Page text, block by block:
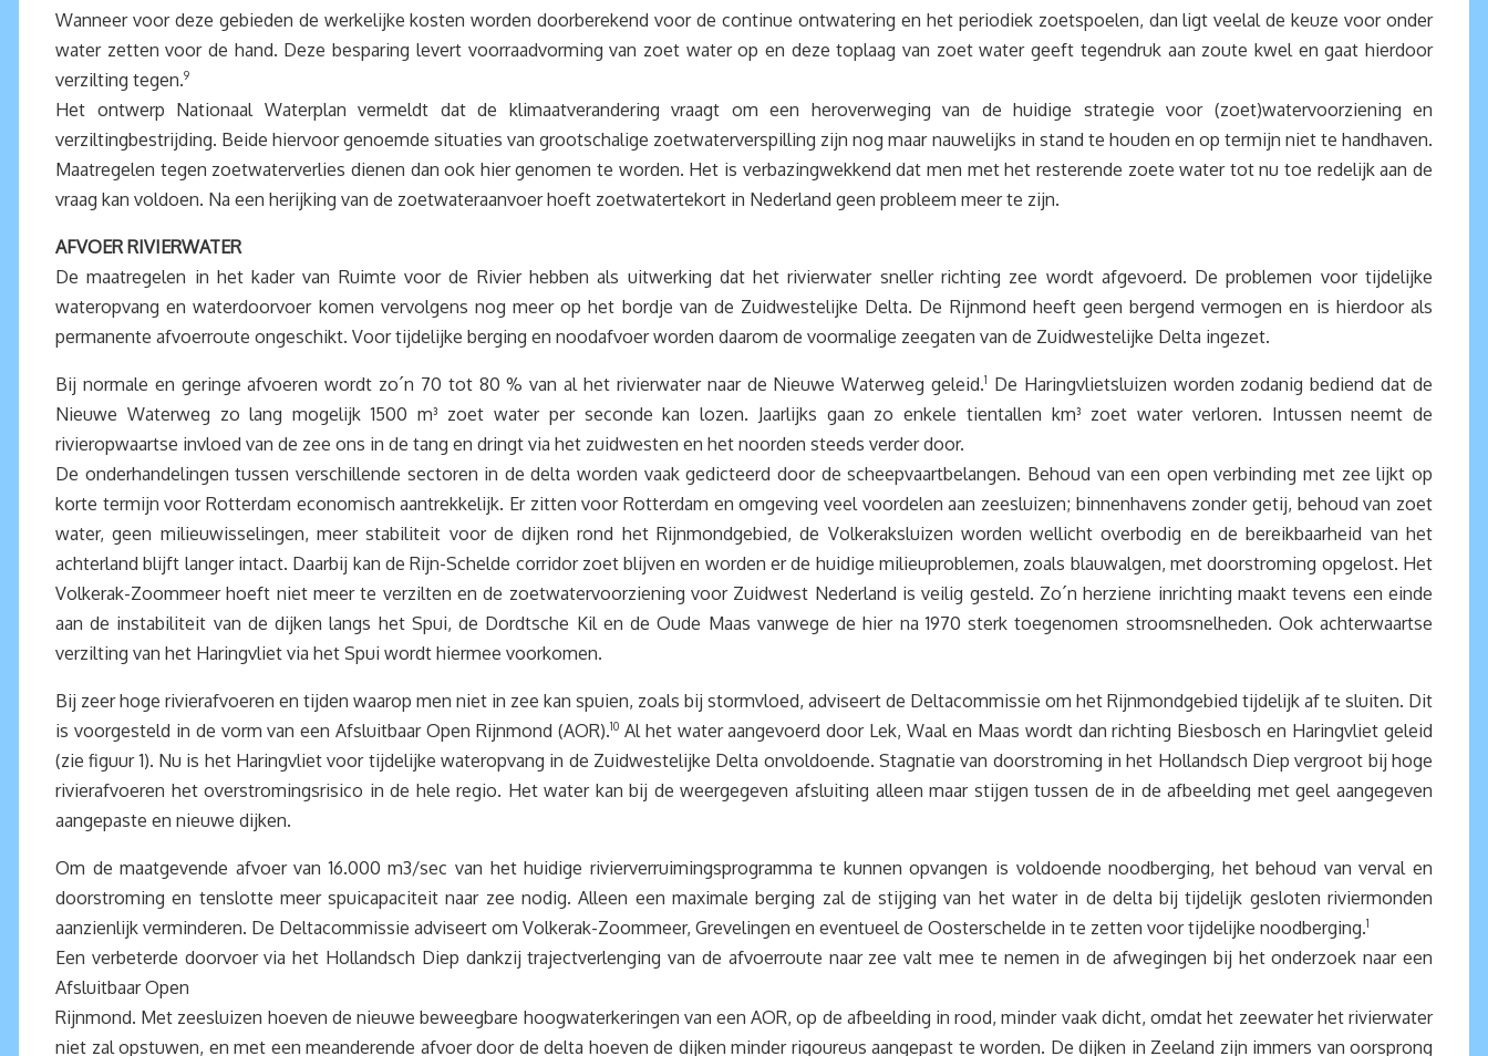
Wanneer voor deze gebieden de werkelijke kosten worden doorberekend voor de continue ontwatering en het periodiek zoetspoelen, dan ligt veelal de keuze voor onder
water zetten voor de hand. Deze besparing levert voorraadvorming van zoet water op en deze toplaag van zoet water geeft tegendruk aan zoute kwel en gaat hierdoor
verzilting tegen.9
Het ontwerp Nationaal Waterplan vermeldt dat de klimaatverandering vraagt om een heroverweging van de huidige strategie voor (zoet)watervoorziening en
verziltingbestrijding. Beide hiervoor genoemde situaties van grootschalige zoetwaterverspilling zijn nog maar nauwelijks in stand te houden en op termijn niet te handhaven.
Maatregelen tegen zoetwaterverlies dienen dan ook hier genomen te worden. Het is verbazingwekkend dat men met het resterende zoete water tot nu toe redelijk aan de
vraag kan voldoen. Na een herijking van de zoetwateraanvoer hoeft zoetwatertekort in Nederland geen probleem meer te zijn.
AFVOER RIVIERWATER
De maatregelen in het kader van Ruimte voor de Rivier hebben als uitwerking dat het rivierwater sneller richting zee wordt afgevoerd. De problemen voor tijdelijke
wateropvang en waterdoorvoer komen vervolgens nog meer op het bordje van de Zuidwestelijke Delta. De Rijnmond heeft geen bergend vermogen en is hierdoor als
permanente afvoerroute ongeschikt. Voor tijdelijke berging en noodafvoer worden daarom de voormalige zeegaten van de Zuidwestelijke Delta ingezet.
Bij normale en geringe afvoeren wordt zo´n 70 tot 80 % van al het rivierwater naar de Nieuwe Waterweg geleid.1
De Haringvlietsluizen worden zodanig bediend dat de
Nieuwe Waterweg zo lang mogelijk 1500 m³ zoet water per seconde kan lozen. Jaarlijks gaan zo enkele tientallen km³ zoet water verloren. Intussen neemt de
rivieropwaartse invloed van de zee ons in de tang en dringt via het zuidwesten en het noorden steeds verder door.
De onderhandelingen tussen verschillende sectoren in de delta worden vaak gedicteerd door de scheepvaartbelangen. Behoud van een open verbinding met zee lijkt op
korte termijn voor Rotterdam economisch aantrekkelijk. Er zitten voor Rotterdam en omgeving veel voordelen aan zeesluizen; binnenhavens zonder getij, behoud van zoet
water, geen milieuwisselingen, meer stabiliteit voor de dijken rond het Rijnmondgebied, de Volkeraksluizen worden wellicht overbodig en de bereikbaarheid van het
achterland blijft langer intact. Daarbij kan de Rijn-Schelde corridor zoet blijven en worden er de huidige milieuproblemen, zoals blauwalgen, met doorstroming opgelost. Het
Volkerak-Zoommeer hoeft niet meer te verzilten en de zoetwatervoorziening voor Zuidwest Nederland is veilig gesteld. Zo´n herziene inrichting maakt tevens een einde
aan de instabiliteit van de dijken langs het Spui, de Dordtsche Kil en de Oude Maas vanwege de hier na 1970 sterk toegenomen stroomsnelheden. Ook achterwaartse
verzilting van het Haringvliet via het Spui wordt hiermee voorkomen.
Bij zeer hoge rivierafvoeren en tijden waarop men niet in zee kan spuien, zoals bij stormvloed, adviseert de Deltacommissie om het Rijnmondgebied tijdelijk af te sluiten. Dit
is voorgesteld in de vorm van een Afsluitbaar Open Rijnmond (AOR).10Al het water aangevoerd door Lek, Waal en Maas wordt dan richting Biesbosch en Haringvliet geleid
(zie figuur 1). Nu is het Haringvliet voor tijdelijke wateropvang in de Zuidwestelijke Delta onvoldoende. Stagnatie van doorstroming in het Hollandsch Diep vergroot bij hoge
rivierafvoeren het overstromingsrisico in de hele regio. Het water kan bij de weergegeven afsluiting alleen maar stijgen tussen de in de afbeelding met geel aangegeven
aangepaste en nieuwe dijken.
Om de maatgevende afvoer van 16.000 m3/sec van het huidige rivierverruimingsprogramma te kunnen opvangen is voldoende noodberging, het behoud van verval en
doorstroming en tenslotte meer spuicapaciteit naar zee nodig. Alleen een maximale berging zal de stijging van het water in de delta bij tijdelijk gesloten riviermonden
aanzienlijk verminderen. De Deltacommissie adviseert om Volkerak-Zoommeer, Grevelingen en eventueel de Oosterschelde in te zetten voor tijdelijke noodberging.1
Een verbeterde doorvoer via het Hollandsch Diep dankzij trajectverlenging van de afvoerroute naar zee valt mee te nemen in de afwegingen bij het onderzoek naar een
Afsluitbaar Open
Rijnmond. Met zeesluizen hoeven de nieuwe beweegbare hoogwaterkeringen van een AOR, op de afbeelding in rood, minder vaak dicht, omdat het zeewater het rivierwater
niet zal opstuwen, en met een meanderende afvoer door de delta hoeven de dijken minder rigoureus aangepast te worden. De dijken in Zeeland zijn immers van oorsprong